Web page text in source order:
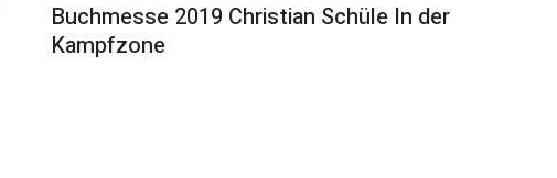
Buchmesse 2019 Christian Schüle In der
Kampfzone